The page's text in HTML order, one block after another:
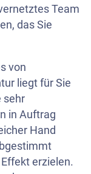
Team
das Sie
von
liegt für Sie
sehr
in Auftrag
Hand
erzielen.